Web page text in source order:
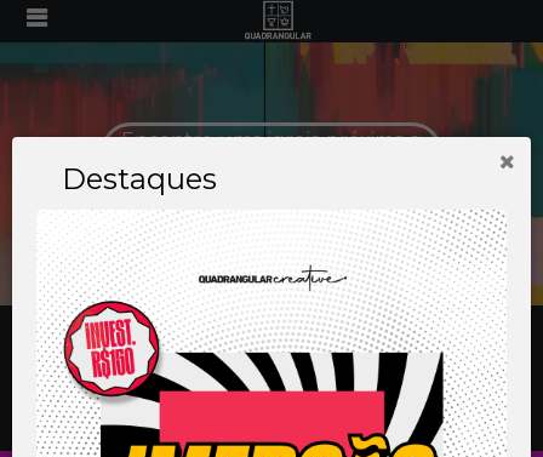
Encontre uma igreja próxima a
Destaques